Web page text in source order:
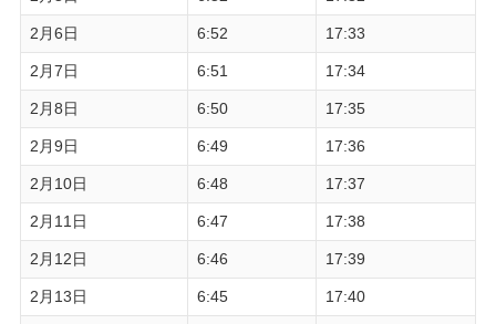
2月6日 6:52 17:33
2月7日 6:51 17:34
2月8日 6:50 17:35
2月9日 6:49 17:36
2月10日 6:48 17:37
2月11日 6:47 17:38
2月12日 6:46 17:39
2月13日 6:45 17:40